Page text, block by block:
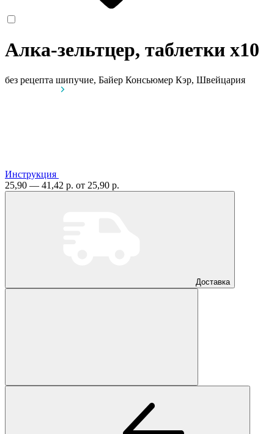
Алка-зельтцер, таблетки x10
без рецепта шипучие, Байер Консьюмер Кэр, Швейцария
Инструкция
25,90 — 41,42 р. от 25,90 р.
Доставка